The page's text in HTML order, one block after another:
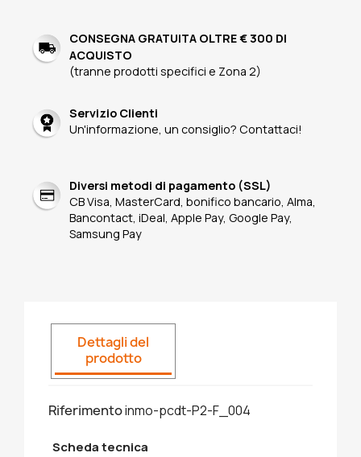
CONSEGNA GRATUITA OLTRE € 300 DI
ACQUISTO
(tranne prodotti specifici e Zona 2)
Servizio Clienti
Un'informazione, un consiglio? Contattaci!
Diversi metodi di pagamento (SSL)
CB Visa, MasterCard, bonifico bancario, Alma,
Bancontact, iDeal, Apple Pay, Google Pay,
Samsung Pay
Dettagli del
prodotto
Riferimentoinmo-pcdt-P2-F_004
Scheda tecnica